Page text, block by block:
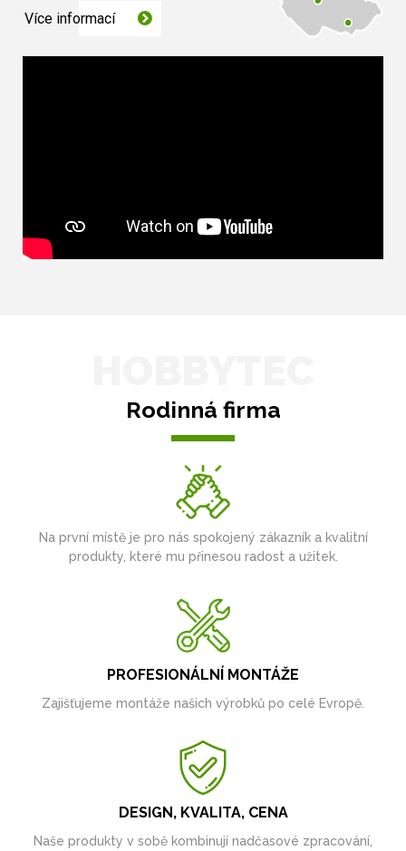
Více informací
Rodinná firma
Na první místě je pro nás spokojený zákazník a kvalitní
produkty, které mu přinesou radost a užitek.
PROFESIONÁLNÍ MONTÁŽE
Zajišťujeme montáže našich výrobků po celé Evropě.
DESIGN, KVALITA, CENA
Naše produkty v sobě kombinují nadčasové zpracování,